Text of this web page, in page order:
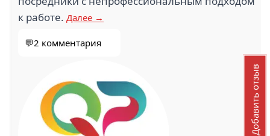
к работе. Далее →
💬2 комментария
Добавить отзыв